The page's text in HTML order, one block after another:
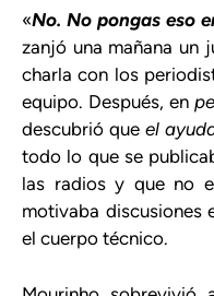
«No. No pongas eso
zanjó una mañana un
charla con los
equipo. Después, en
descubrió que el
todo lo que se
las radios y que no
motivaba discusiones
el cuerpo técnico.